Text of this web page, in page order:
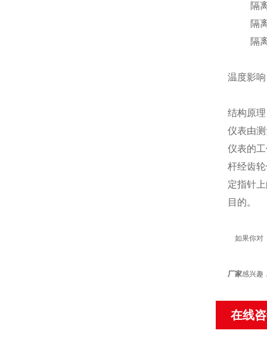
隔
隔
隔
温度影
结构原
仪表由
仪表的
杆经齿
定指针
目的。
如果你对
厂家感兴趣
在线